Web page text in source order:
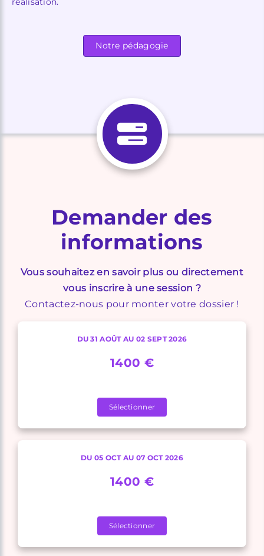
Notre pédagogie
Demander des
informations
Vous souhaitez en savoir plus ou directement
vous inscrire à une session ?
Contactez-nous pour monter votre dossier !
DU 31 AOÛT AU 02 SEPT 2026
1400 €
Sélectionner
DU 05 OCT AU 07 OCT 2026
1400 €
Sélectionner